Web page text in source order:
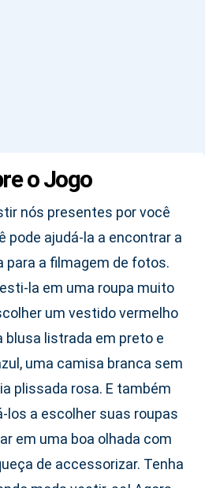
o Jogo
nós presentes por você
pode ajudá-la a encontrar a
para a filmagem de fotos.
la em uma roupa muito
um vestido vermelho
blusa listrada em preto e
uma camisa branca sem
plissada rosa. E também
los a escolher suas roupas
em uma boa olhada com
de accessorizar. Tenha